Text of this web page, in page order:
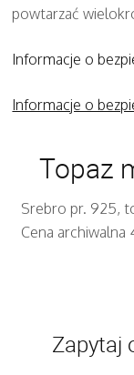
powtarzać
Informacje o
Informacje o
Topaz
Srebro pr. 925,
Cena archiwalna
Zapytaj